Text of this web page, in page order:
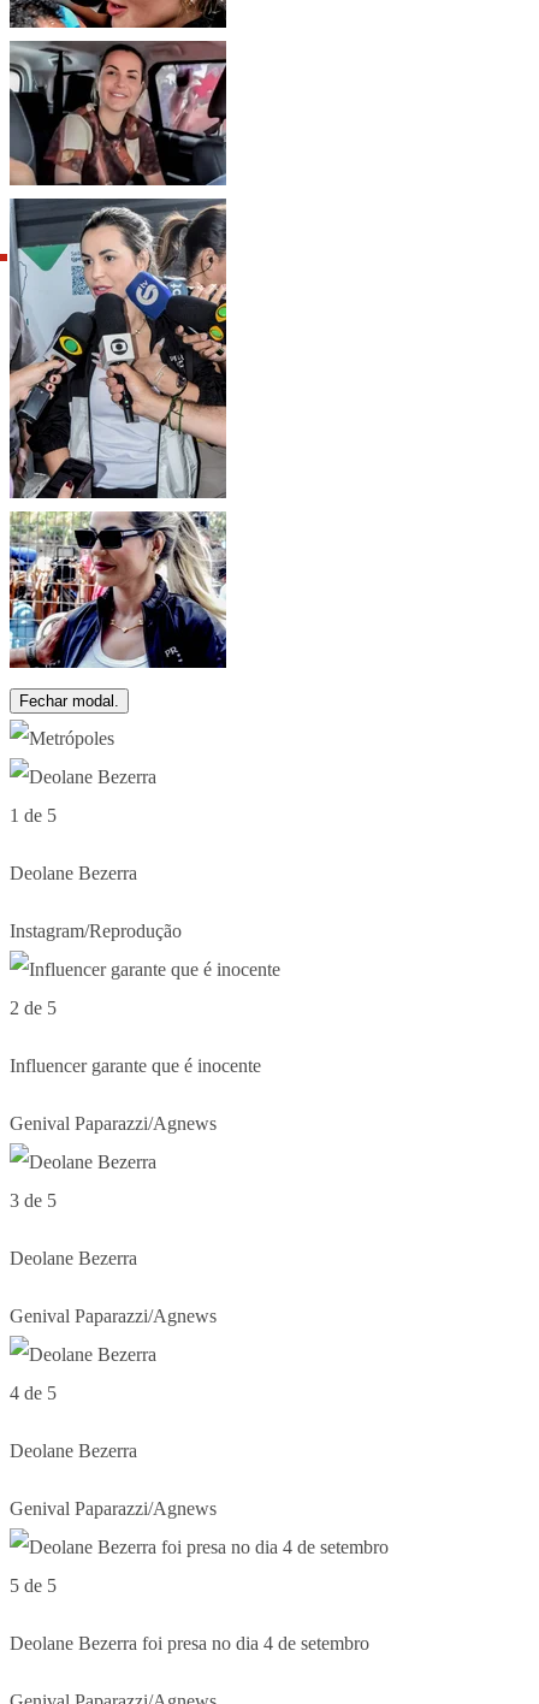
Fechar modal.
1 de 5
Deolane Bezerra
Instagram/Reprodução
2 de 5
Influencer garante que é inocente
Genival Paparazzi/Agnews
3 de 5
Deolane Bezerra
Genival Paparazzi/Agnews
4 de 5
Deolane Bezerra
Genival Paparazzi/Agnews
5 de 5
Deolane Bezerra foi presa no dia 4 de setembro